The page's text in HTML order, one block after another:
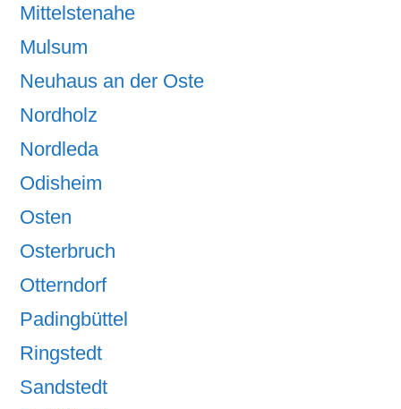
Mittelstenahe
Mulsum
Neuhaus an der Oste
Nordholz
Nordleda
Odisheim
Osten
Osterbruch
Otterndorf
Padingbüttel
Ringstedt
Sandstedt